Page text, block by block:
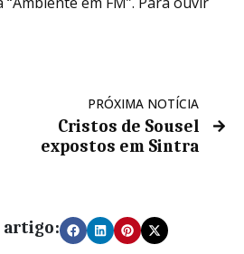
PRÓXIMA NOTÍCIA
Cristos de Sousel
expostos em Sintra
artigo: